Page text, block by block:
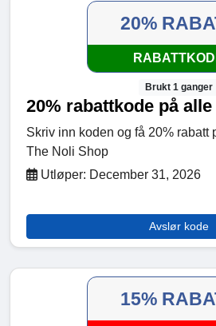
20%
Brukt 1 ganger
20% rabattkode på
Skriv inn koden og få 20% rabatt
The Noli Shop
Utløper: December 31, 2026
Avslør kode
15%